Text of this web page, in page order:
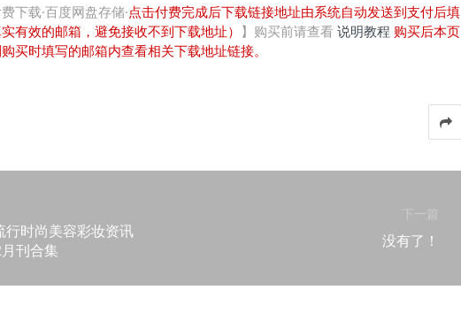
下载·百度网盘存储·点击付费完成后下载链接地址由系统自动发送到支付后填
有效的邮箱，避免接收不到下载地址） 】购买前请查看 说明教程 购买后本页
买时填写的邮箱内查看相关下载地址链接。
行时尚美容彩妆资讯
刊合集
下一篇
没有了！